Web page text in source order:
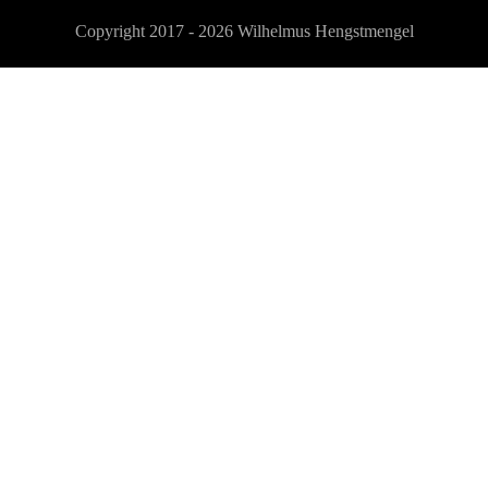
Copyright 2017 - 2026 Wilhelmus Hengstmengel